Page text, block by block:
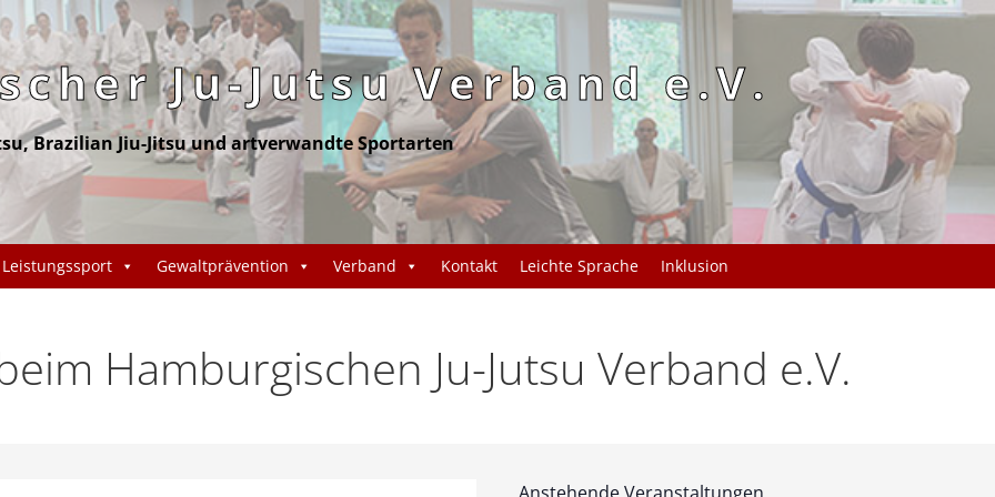
Ju-Jutsu Verband e.V.
Brazilian Jiu-Jitsu und artverwandte Sportarten
Leistungssport Gewaltprävention Verband Kontakt Leichte Sprache Inklusion
Hamburgischen Ju-Jutsu Verband e.V.